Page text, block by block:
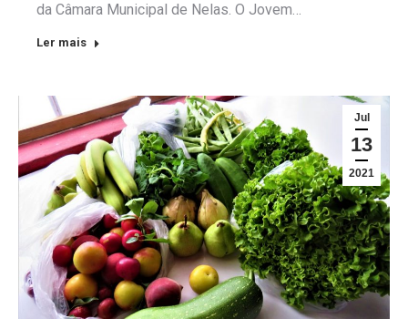
da Câmara Municipal de Nelas. O Jovem…
Ler mais
Jul
13
2021